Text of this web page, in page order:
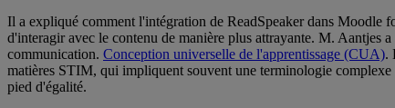
Il a expliqué comment l'intégration de ReadSpeaker dans Moodle
d'interagir avec le contenu de manière plus attrayante. M. Aantjes
communication. Conception universelle de l'apprentissage (CUA).
matières STIM, qui impliquent souvent une terminologie
pied d'égalité.